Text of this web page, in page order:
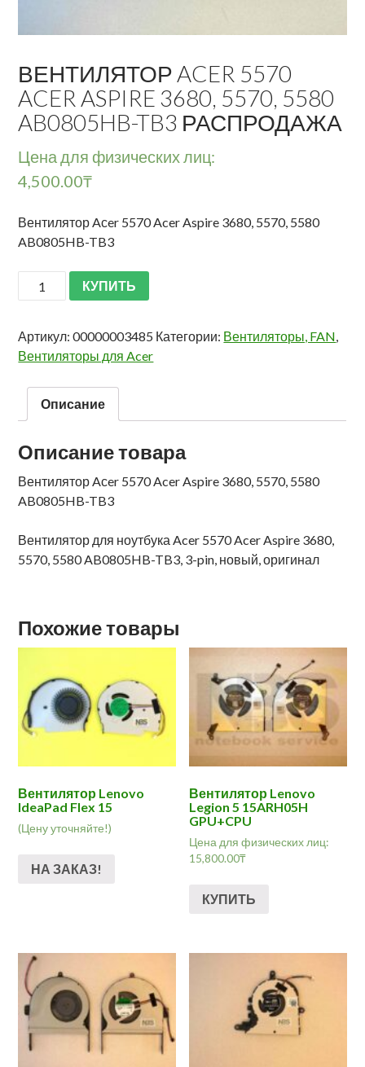
ВЕНТИЛЯТОР ACER 5570
ACER ASPIRE 3680, 5570, 5580
AB0805HB-TB3 РАСПРОДАЖА
Цена для физических лиц:
4,500.00₸
Вентилятор Aсer 5570 Acer Aspire 3680, 5570, 5580
AB0805HB-TB3
КУПИТЬ
Артикул:00000003485 Категории: Вентиляторы, FAN,
Вентиляторы для Acer
Описание
Описание товара
Вентилятор Aсer 5570 Acer Aspire 3680, 5570, 5580
AB0805HB-TB3
Вентилятор для ноутбука Acer 5570 Acer Aspire 3680,
5570, 5580 AB0805HB-TB3, 3-pin, новый, оригинал
Похожие товары
Вентилятор Lenovo
IdeaPad Flex 15
(Цену уточняйте!)
НА ЗАКАЗ!
Вентилятор Lenovo
Legion 5 15ARH05H
GPU+CPU
Цена для физических лиц:
15,800.00₸
КУПИТЬ